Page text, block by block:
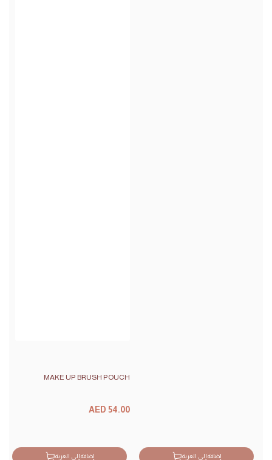
إضافة إلى العربة
MAKE UP BRUSH POUCH
السعر
AED 54.00
إضافة إلى العربة